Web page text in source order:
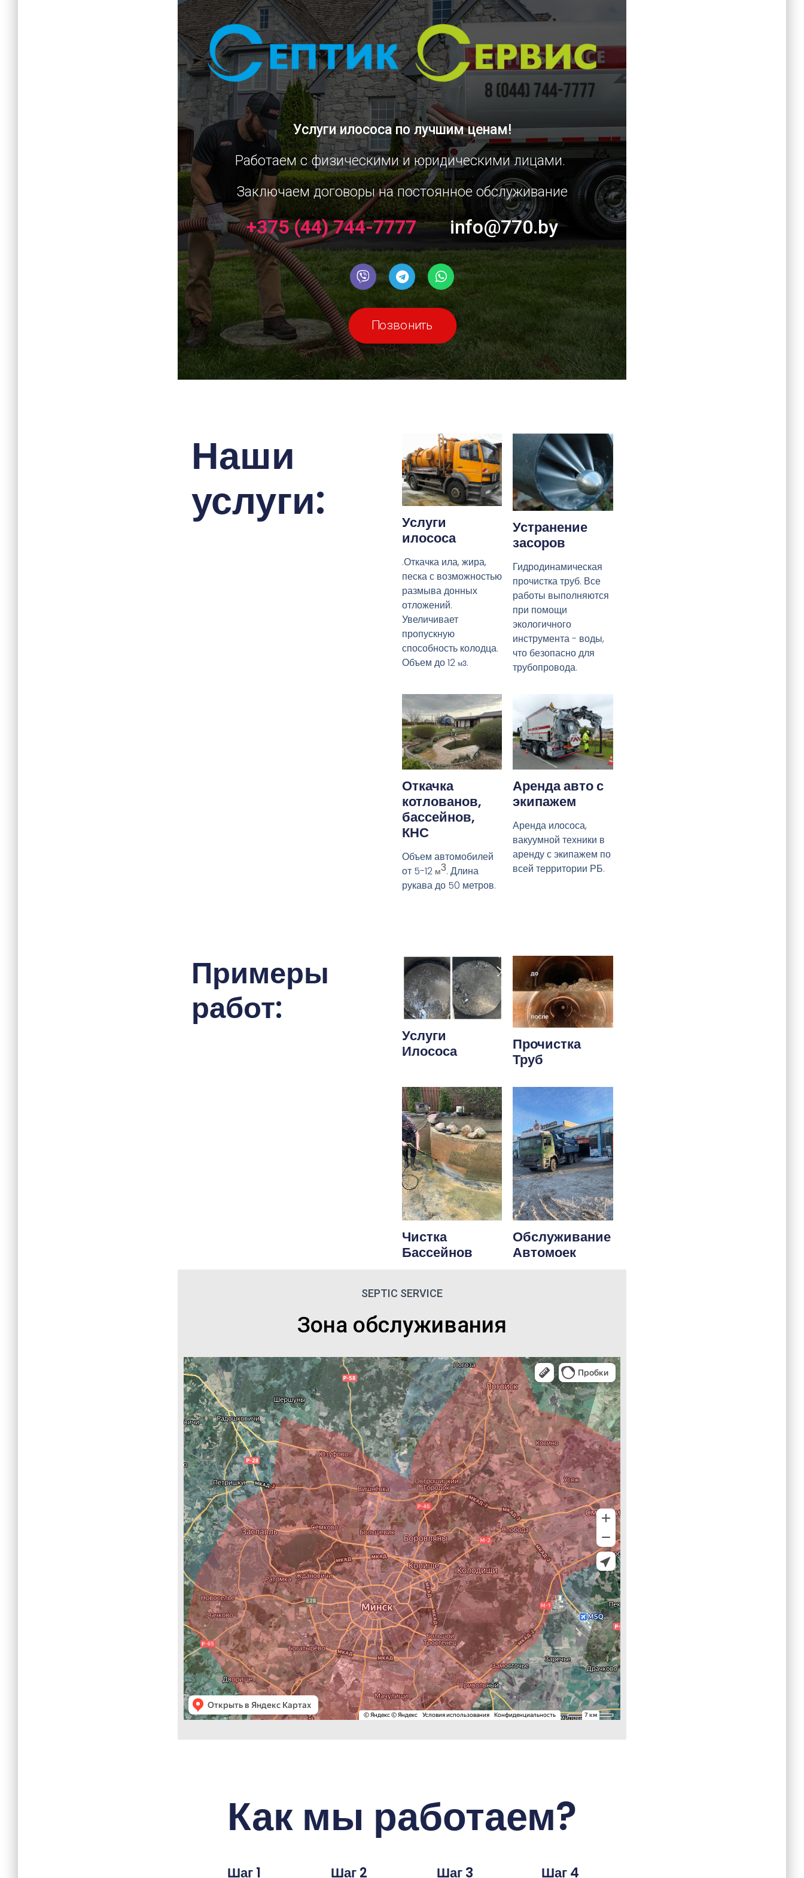
Услуги илососапо лучшим ценам!
Работаем с физическими и юридическими лицами.
Заключаем договоры на постоянное обслуживание
+375 (44) 744-7777 info@770.by
Позвонить
Наши
услуги:
Услуги
илососа
.Откачка ила, жира,
песка с возможностью
размыва донных
отложений.
Увеличивает
пропускную
способность колодца.
Объем до 12 м3.
Устранение
засоров
Гидродинамическая
прочистка труб. Все
работы выполняются
при помощи
экологичного
инструмента - воды,
что безопасно для
трубопровода.
Откачка
котлованов,
бассейнов,
КНС
Объем автомобилей
от 5-12 м3. Длина
рукава до 50 метров.
Аренда авто с
экипажем
Аренда илососа,
вакуумной техники в
аренду с экипажем по
всей территории РБ.
Примеры
работ:
Услуги
Илососа
Прочистка
Труб
Чистка
Бассейнов
Обслуживание
Автомоек
SEPTIC SERVICE
Зона обслуживания
Как мы работаем?
Шаг 1 Шаг 2 Шаг 3 Шаг 4